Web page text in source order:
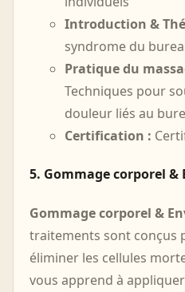
Introduction &
syndrome du
Pratique du
Techniques pour
douleur liés au
Certification :
5. Gommage corporel &
Gommage corporel &
traitements sont conçus
éliminer les cellules
vous apprend à